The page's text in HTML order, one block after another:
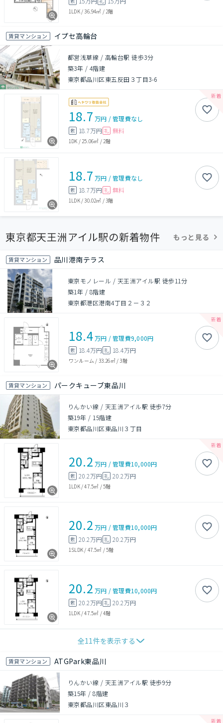
1LDK/36.94㎡ / 2階
賃貸マンション イプセ高輪台
都営浅草線 / 高輪台駅 徒歩3分
築3年 / 4階建
東京都品川区東五反田３丁目3-6
18.7 万円 /管理費なし
敷 18.7万円 礼 無料
1DK /25.06㎡ /2階
18.7 万円 /管理費なし
敷 18.7万円 礼 無料
1LDK/30.02㎡ /3階
東京都天王洲アイル駅の新着物件 もっと見る
賃貸マンション 品川港南テラス
東京モノレール / 天王洲アイル駅 徒歩11分
築1年 / 8階建
東京都港区港南4丁目２－３２
18.4万円 /管理費9,000円
敷 18.4万円 礼 18.4万円
ワンルーム / 33.26㎡/3階
賃貸マンション パークキューブ東品川
りんかい線 / 天王洲アイル駅 徒歩7分
築19年 / 15階建
東京都品川区東品川３丁目
20.2 万円 /管理費10,000円
敷 20.2万円 礼 20.2万円
1LDK/47.5㎡ /5階
20.2 万円 /管理費10,000円
敷 20.2万円 礼 20.2万円
1SLDK / 47.5㎡ /5階
20.2 万円 /管理費10,000円
敷 20.2万円 礼 20.2万円
1LDK/47.5㎡ /4階
全11件を表示する
賃貸マンション ATGPark東品川
りんかい線 / 天王洲アイル駅 徒歩9分
築15年 /8階建
東京都品川区東品川３